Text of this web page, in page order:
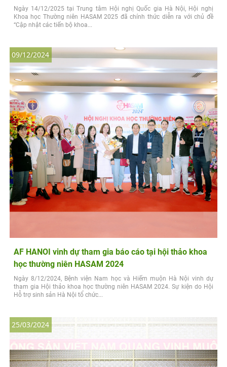
Ngày 14/12/2025 tại Trung tâm Hội nghị Quốc gia Hà Nội, Hội nghị
Khoa học Thường niên HASAM 2025 đã chính thức diễn ra với chủ đề
“Cập nhật các tiến bộ khoa...
AF HANOI vinh dự tham gia báo cáo tại hội thảo khoa
học thường niên HASAM 2024
Ngày 8/12/2024, Bệnh viện Nam học và Hiếm muộn Hà Nội vinh dự
tham gia Hội thảo khoa học thường niên HASAM 2024. Sự kiện do Hội
Hỗ trợ sinh sản Hà Nội tổ chức...
09/12/2024
25/03/2024